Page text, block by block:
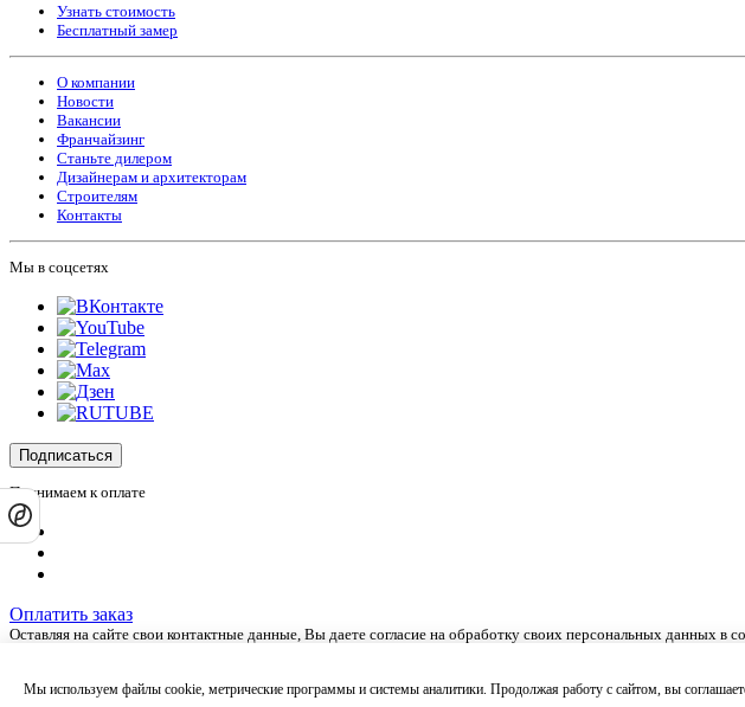
Узнать стоимость
Бесплатный замер
О компании
Новости
Вакансии
Франчайзинг
Станьте дилером
Дизайнерам и архитекторам
Строителям
Контакты
Мы в соцсетях
Подписаться
Принимаем к оплате
Оплатить заказ
Оставляя на сайте свои контактные данные, Вы даете согласие на обработку своих персональных данных в
Мы используем файлы cookie, метрические программы и системы аналитики. Продолжая работу с сайтом, вы